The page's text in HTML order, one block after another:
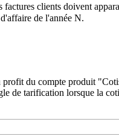
clients doivent
de l'année N.
du compte produit
de tarification lorsque la